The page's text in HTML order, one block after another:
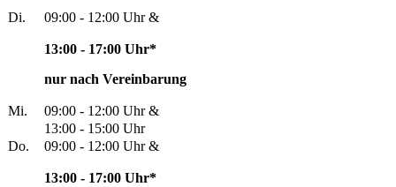
Di. 09:00 - 12:00 Uhr &
13:00 - 17:00 Uhr*
nur nach Vereinbarung
Mi.
09:00 - 12:00 Uhr &
13:00 - 15:00 Uhr
Do.
09:00 - 12:00 Uhr &
13:00 - 17:00 Uhr*